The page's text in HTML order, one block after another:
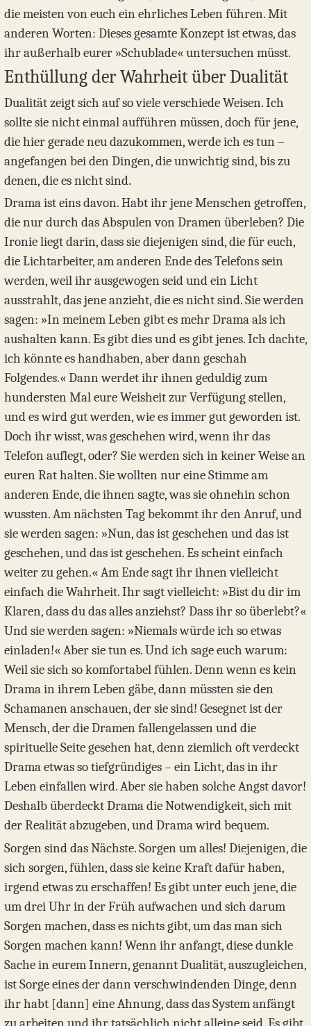
die meisten von euch ein ehrliches Leben führen. Mit
anderen Worten: Dieses gesamte Konzept ist etwas, das
ihr außerhalb eurer »Schublade« untersuchen müsst.
Enthüllung der Wahrheit über Dualität
Dualität zeigt sich auf so viele verschiede Weisen. Ich
sollte sie nicht einmal aufführen müssen, doch für jene,
die hier gerade neu dazukommen, werde ich es tun –
angefangen bei den Dingen, die unwichtig sind, bis zu
denen, die es nicht sind.
Drama ist eins davon. Habt ihr jene Menschen getroffen,
die nur durch das Abspulen von Dramen überleben? Die
Ironie liegt darin, dass sie diejenigen sind, die für euch,
die Lichtarbeiter, am anderen Ende des Telefons sein
werden, weil ihr ausgewogen seid und ein Licht
ausstrahlt, das jene anzieht, die es nicht sind. Sie werden
sagen: »In meinem Leben gibt es mehr Drama als ich
aushalten kann. Es gibt dies und es gibt jenes. Ich dachte,
ich könnte es handhaben, aber dann geschah
Folgendes.« Dann werdet ihr ihnen geduldig zum
hundersten Mal eure Weisheit zur Verfügung stellen,
und es wird gut werden, wie es immer gut geworden ist.
Doch ihr wisst, was geschehen wird, wenn ihr das
Telefon auflegt, oder? Sie werden sich in keiner Weise an
euren Rat halten. Sie wollten nur eine Stimme am
anderen Ende, die ihnen sagte, was sie ohnehin schon
wussten. Am nächsten Tag bekommt ihr den Anruf, und
sie werden sagen: »Nun, das ist geschehen und das ist
geschehen, und das ist geschehen. Es scheint einfach
weiter zu gehen.« Am Ende sagt ihr ihnen vielleicht
einfach die Wahrheit. Ihr sagt vielleicht: »Bist du dir im
Klaren, dass du das alles anziehst? Dass ihr so überlebt?«
Und sie werden sagen: »Niemals würde ich so etwas
einladen!« Aber sie tun es. Und ich sage euch warum:
Weil sie sich so komfortabel fühlen. Denn wenn es kein
Drama in ihrem Leben gäbe, dann müssten sie den
Schamanen anschauen, der sie sind! Gesegnet ist der
Mensch, der die Dramen fallengelassen und die
spirituelle Seite gesehen hat, denn ziemlich oft verdeckt
Drama etwas so tiefgründiges – ein Licht, das in ihr
Leben einfallen wird. Aber sie haben solche Angst davor!
Deshalb überdeckt Drama die Notwendigkeit, sich mit
der Realität abzugeben, und Drama wird bequem.
Sorgen sind das Nächste. Sorgen um alles! Diejenigen, die
sich sorgen, fühlen, dass sie keine Kraft dafür haben,
irgend etwas zu erschaffen! Es gibt unter euch jene, die
um drei Uhr in der Früh aufwachen und sich darum
Sorgen machen, dass es nichts gibt, um das man sich
Sorgen machen kann! Wenn ihr anfangt, diese dunkle
Sache in eurem Innern, genannt Dualität, auszugleichen,
ist Sorge eines der dann verschwindenden Dinge, denn
ihr habt [dann] eine Ahnung, dass das System anfängt